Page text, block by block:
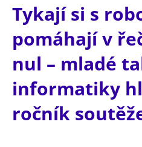
Tykají si s
pomáhají v
nul – mladé
informatiky
ročník